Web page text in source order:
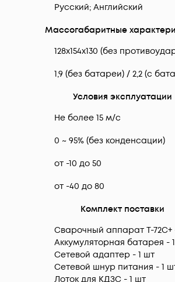
Русский; Английский
Массогабаритные
128х154х130 (без
1,9 (без батареи) / 2,2 (с
Условия эксплуатации
Не более 15 м/с
0 ~ 95% (без конденсации)
от -10 до 50
от -40 до 80
Комплект поставки
Сварочный аппарат T-72C+
Аккумуляторная батарея -
Сетевой адаптер - 1 шт
Сетевой шнур питания - 1
Лоток для КДЗС - 1 шт